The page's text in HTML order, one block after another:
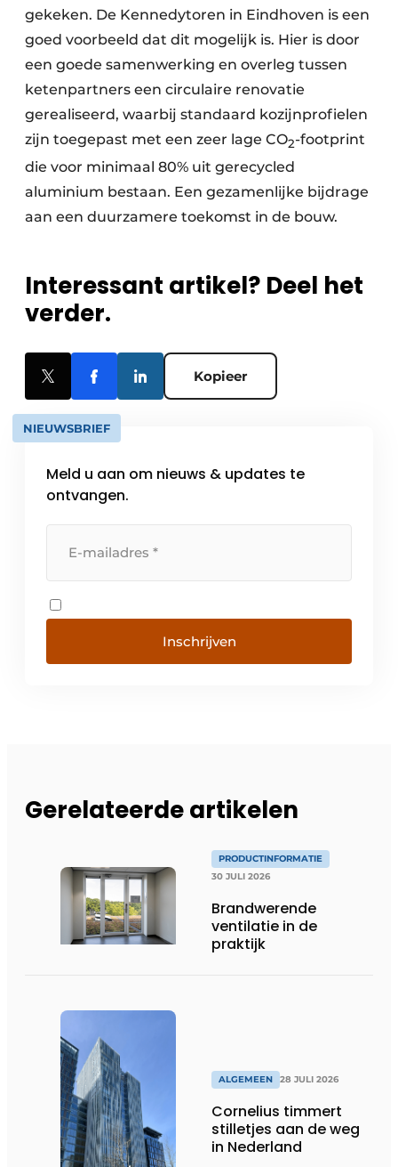
gekeken. De Kennedytoren in Eindhoven is een
goed voorbeeld dat dit mogelijk is. Hier is door
een goede samenwerking en overleg tussen
ketenpartners een circulaire renovatie
gerealiseerd, waarbij standaard kozijnprofielen
zijn toegepast met een zeer lage CO2-footprint
die voor minimaal 80% uit gerecycled
aluminium bestaan. Een gezamenlijke bijdrage
aan een duurzamere toekomst in de bouw.
Interessant artikel? Deel het
verder.
Kopieer
NIEUWSBRIEF
Meld u aan om nieuws & updates te
ontvangen.
Inschrijven
Gerelateerde artikelen
PRODUCTINFORMATIE
30 JULI 2026
Brandwerende
ventilatie in de
praktijk
ALGEMEEN 28 JULI 2026
Cornelius timmert
stilletjes aan de weg
in Nederland